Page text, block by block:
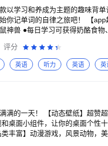
以学习和养成为主题的趣味背
味】 ●通过盲盒机、签到、记单词、复习单词等都
神兽 ●每日学习可获得奶酪食
且多重必考词义独立拆分，高
看，功能简单有效，拥有单词本
音复述，顺便练习听力口语 ●多
量词库：四级/六级/考研/托福/
评分
英语 听力 英语 英
满的一天！ 【动态壁纸】超赞
桌面小组件，让你的桌面个性
丰富】动漫游戏，风景动物，